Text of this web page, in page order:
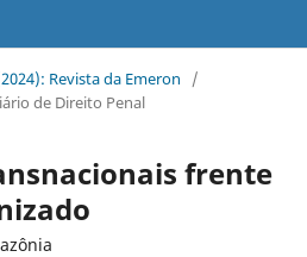
Revista da Emeron
/
de Direito Penal
frente